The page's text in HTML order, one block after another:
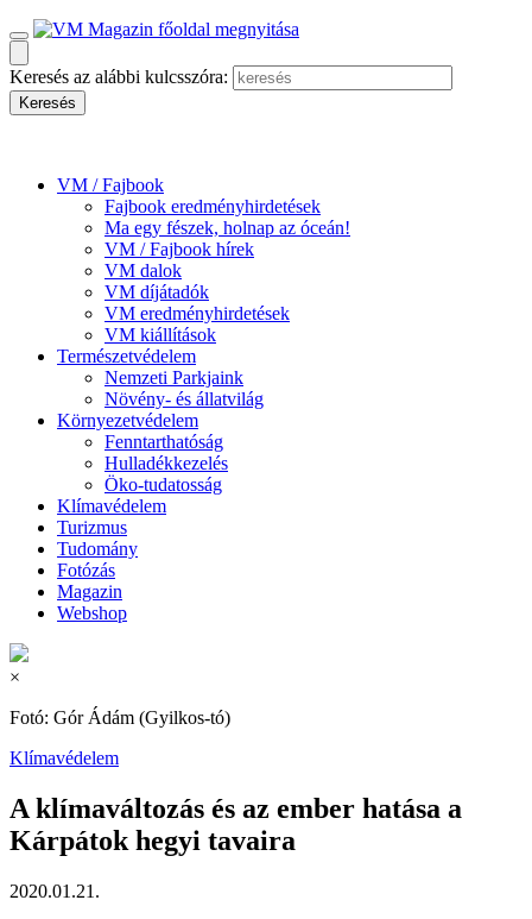
Keresés az alábbi kulcsszóra:
VM / Fajbook
Fajbook eredményhirdetések
Ma egy fészek, holnap az óceán!
VM / Fajbook hírek
VM dalok
VM díjátadók
VM eredményhirdetések
VM kiállítások
Természetvédelem
Nemzeti Parkjaink
Növény- és állatvilág
Környezetvédelem
Fenntarthatóság
Hulladékkezelés
Öko-tudatosság
Klímavédelem
Turizmus
Tudomány
Fotózás
Magazin
Webshop
×
Fotó: Gór Ádám (Gyilkos-tó)
Klímavédelem
A klímaváltozás és az ember hatása a
Kárpátok hegyi tavaira
2020.01.21.